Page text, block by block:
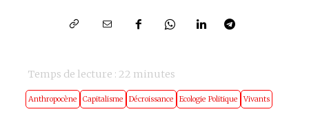
Temps de lecture :22 minutes
Anthropocène Capitalisme Décroissance Ecologie Politique Vivants